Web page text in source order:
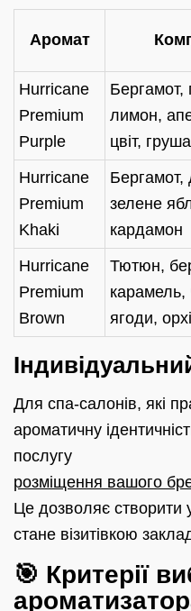
Аромат
Hurricane
Premium
Purple
Бергамот,
лимон,
цвіт, груша
Hurricane
Premium
Khaki
Бергамот,
зелене
кардамон
Hurricane
Premium
Brown
Тютюн,
карамель,
ягоди,
Для спа-салонів, які
ароматичну
послугу
розміщення вашого
Це дозволяє створити
стане візитівкою
🎯 Критерії